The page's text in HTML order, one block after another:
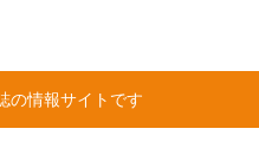
の情報サイトです